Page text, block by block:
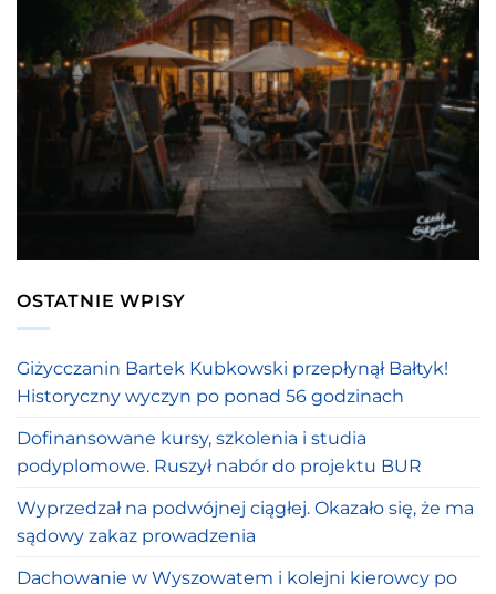
OSTATNIE WPISY
Giżycczanin Bartek Kubkowski przepłynął Bałtyk!
Historyczny wyczyn po ponad 56 godzinach
Dofinansowane kursy, szkolenia i studia
podyplomowe. Ruszył nabór do projektu BUR
Wyprzedzał na podwójnej ciągłej. Okazało się, że ma
sądowy zakaz prowadzenia
Dachowanie w Wyszowatem i kolejni kierowcy po